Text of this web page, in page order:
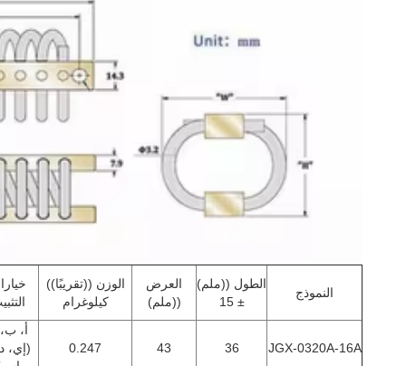
النموذج
الطول ((ملم)
± 15
العرض
((ملم)
الوزن ((تقريبًا))
كيلوغرام
JGX-0320A-16A
36
43
0.247
أ،
(إي،